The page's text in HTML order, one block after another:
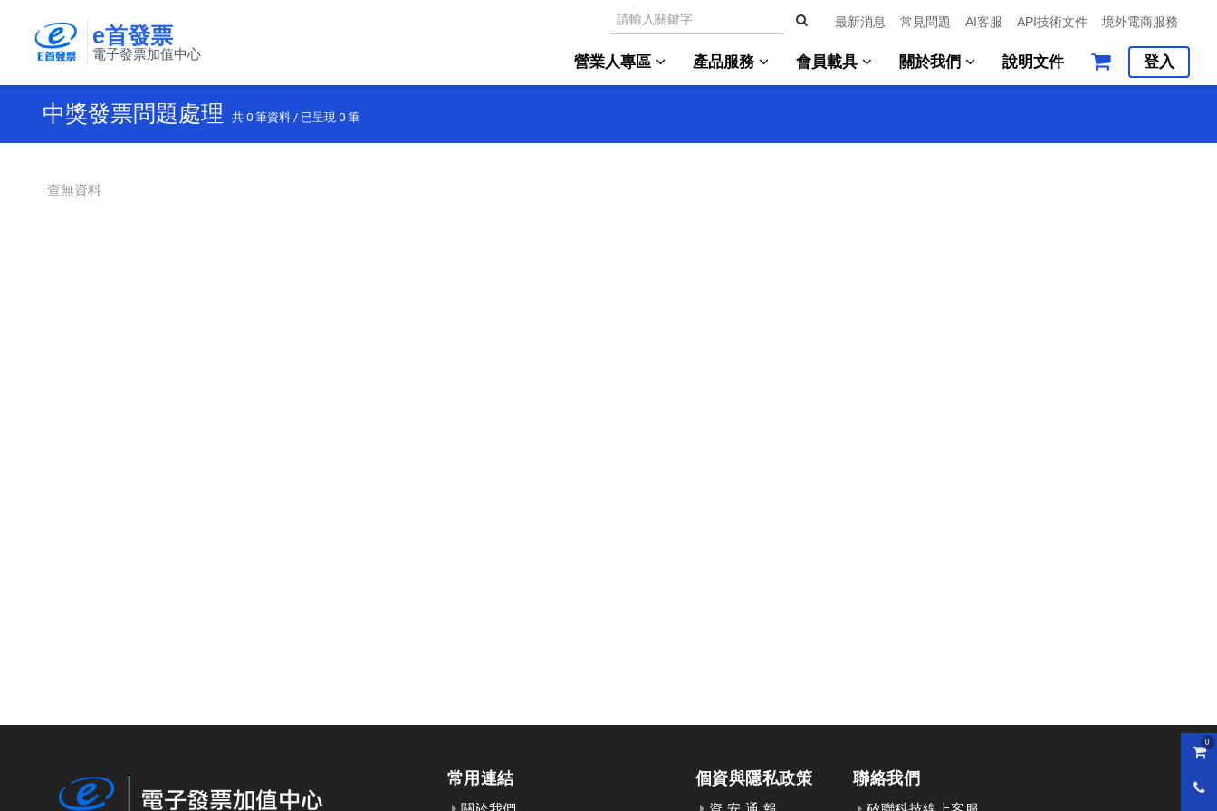
購
0
e首發票
電子發票加值中心
最新消息 常見問題 AI客服 API技術文件 境外電商服務
營業人專區 產品服務 會員載具 關於我們 說明文件 登入
中獎發票問題處理 共 0 筆資料 / 已呈現 0 筆
查無資料
常用連結 個資與隱私政策 聯絡我們